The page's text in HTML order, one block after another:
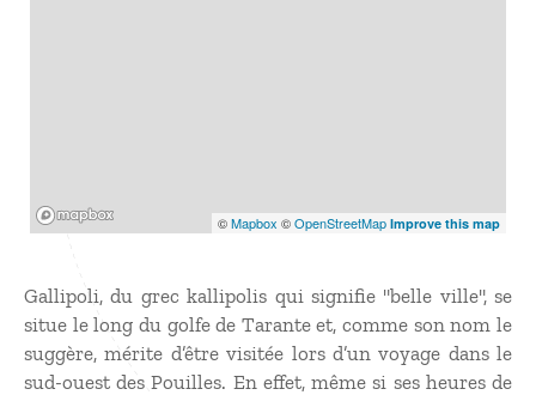
©Mapbox ©OpenStreetMap Improve this map
Gallipoli, du grec kallipolis qui signifie "belle ville", se
situe le long du golfe de Tarante et, comme son nom le
suggère, mérite d’être visitée lors d’un voyage dans le
sud-ouest des Pouilles. En effet, même si ses heures de